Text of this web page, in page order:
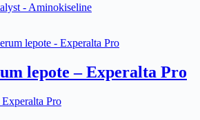
- Aminokiseline
lepote – Experalta Pro
Pro